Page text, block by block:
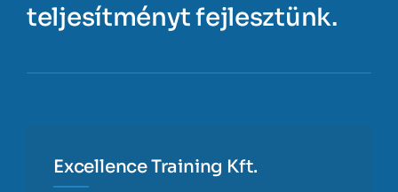
teljesítményt fejlesztünk.
Excellence Training Kft.